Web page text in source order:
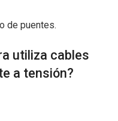
de puentes.
utiliza cables
a tensión?